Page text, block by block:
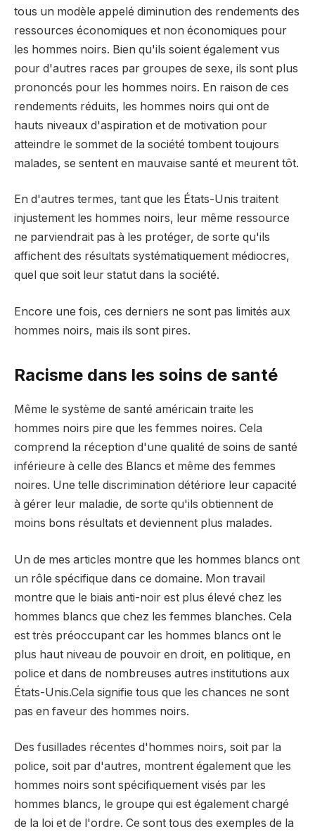
tous un modèle appelé diminution des rendements des
ressources économiques et non économiques pour
les hommes noirs. Bien qu'ils soient également vus
pour d'autres races par groupes de sexe, ils sont plus
prononcés pour les hommes noirs. En raison de ces
rendements réduits, les hommes noirs qui ont de
hauts niveaux d'aspiration et de motivation pour
atteindre le sommet de la société tombent toujours
malades, se sentent en mauvaise santé et meurent tôt.
En d'autres termes, tant que les États-Unis traitent
injustement les hommes noirs, leur même ressource
ne parviendrait pas à les protéger, de sorte qu'ils
affichent des résultats systématiquement médiocres,
quel que soit leur statut dans la société.
Encore une fois, ces derniers ne sont pas limités aux
hommes noirs, mais ils sont pires.
Racisme dans les soins de santé
Même le système de santé américain traite les
hommes noirs pire que les femmes noires. Cela
comprend la réception d'une qualité de soins de santé
inférieure à celle des Blancs et même des femmes
noires. Une telle discrimination détériore leur capacité
à gérer leur maladie, de sorte qu'ils obtiennent de
moins bons résultats et deviennent plus malades.
Un de mes articles montre que les hommes blancs ont
un rôle spécifique dans ce domaine. Mon travail
montre que le biais anti-noir est plus élevé chez les
hommes blancs que chez les femmes blanches. Cela
est très préoccupant car les hommes blancs ont le
plus haut niveau de pouvoir en droit, en politique, en
police et dans de nombreuses autres institutions aux
États-Unis.Cela signifie tous que les chances ne sont
pas en faveur des hommes noirs.
Des fusillades récentes d'hommes noirs, soit par la
police, soit par d'autres, montrent également que les
hommes noirs sont spécifiquement visés par les
hommes blancs, le groupe qui est également chargé
de la loi et de l'ordre. Ce sont tous des exemples de la